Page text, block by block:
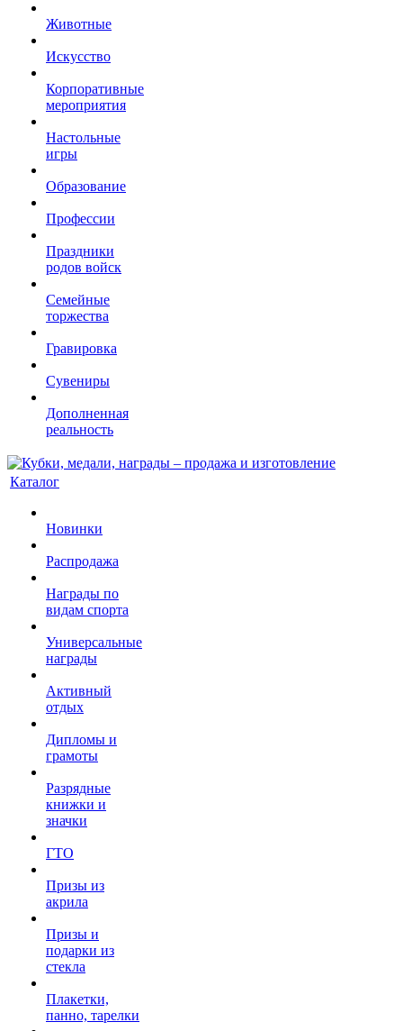
Животные
Искусство
Корпоративные
мероприятия
Настольные
игры
Образование
Профессии
Праздники
родов войск
Семейные
торжества
Гравировка
Сувениры
Дополненная
реальность
Каталог
Новинки
Распродажа
Награды по
видам спорта
Универсальные
награды
Активный
отдых
Дипломы и
грамоты
Разрядные
книжки и
значки
ГТО
Призы из
акрила
Призы и
подарки из
стекла
Плакетки,
панно, тарелки